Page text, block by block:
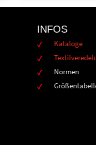
INFOS
Kataloge
Normen